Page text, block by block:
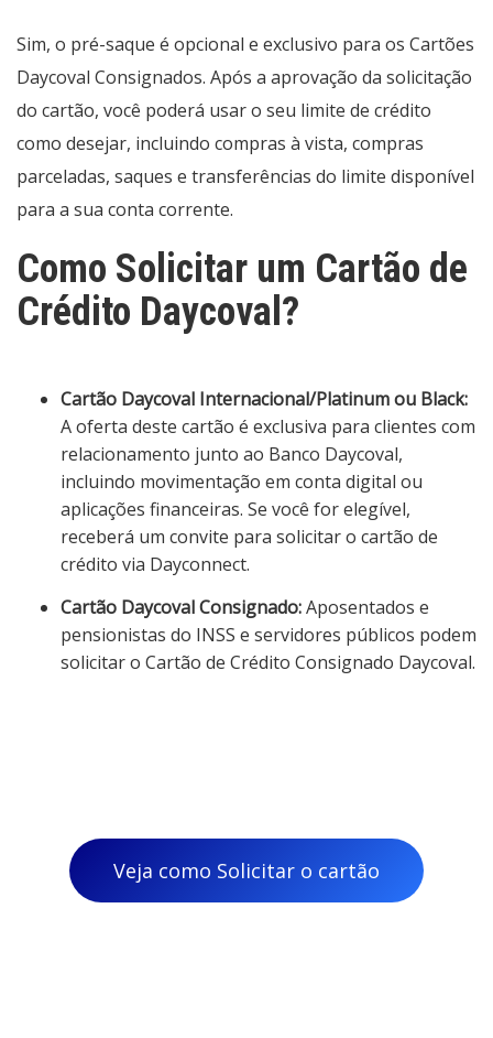
Sim, o pré-saque é opcional e exclusivo para os Cartões
Daycoval Consignados. Após a aprovação da solicitação
do cartão, você poderá usar o seu limite de crédito
como desejar, incluindo compras à vista, compras
parceladas, saques e transferências do limite disponível
para a sua conta corrente.
Como Solicitar um Cartão de
Crédito Daycoval?
Cartão Daycoval Internacional/Platinum ou Black:
A oferta deste cartão é exclusiva para clientes com
relacionamento junto ao Banco Daycoval,
incluindo movimentação em conta digital ou
aplicações financeiras. Se você for elegível,
receberá um convite para solicitar o cartão de
crédito via Dayconnect.
Cartão Daycoval Consignado:Aposentados e
pensionistas do INSS e servidores públicos podem
solicitar o Cartão de Crédito Consignado Daycoval.
Veja como Solicitar o cartão